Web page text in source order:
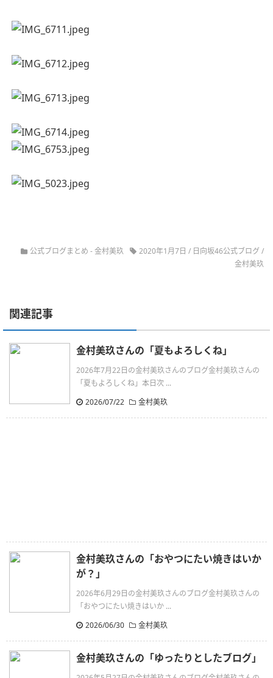
公式ブログまとめ -金村美玖 2020年1月7日 / 日向坂46公式ブログ/
金村美玖
関連記事
金村美玖さんの「夏もよろしくね」
2026年7月22日の金村美玖さんのブログ金村美玖さんの
「夏もよろしくね」本日次 ...
2026/07/22
金村美玖
金村美玖さんの「おやつにたい焼きはいか
が？」
2026年6月29日の金村美玖さんのブログ金村美玖さんの
「おやつにたい焼きはいか ...
2026/06/30
金村美玖
金村美玖さんの「ゆったりとしたブログ」